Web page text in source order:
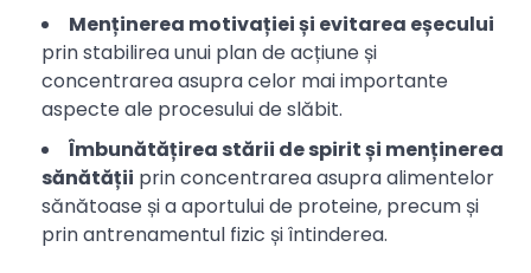
Menținerea motivației și evitarea eșecului
prin stabilirea unui plan de acțiune și
concentrarea asupra celor mai importante
aspecte ale procesului de slăbit.
Îmbunătățirea stării de spirit și menținerea
sănătății prin concentrarea asupra alimentelor
sănătoase și a aportului de proteine, precum și
prin antrenamentul fizic și întinderea.